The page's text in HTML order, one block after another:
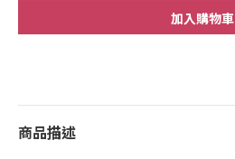
加入購物車
商品描述